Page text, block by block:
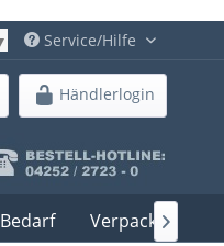
Service/Hilfe
Händlerlogin
Bedarf Verpackung
